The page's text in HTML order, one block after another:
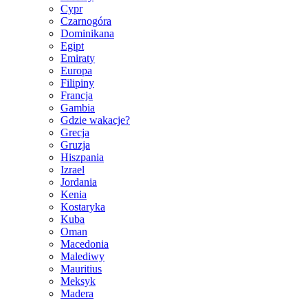
Cypr
Czarnogóra
Dominikana
Egipt
Emiraty
Europa
Filipiny
Francja
Gambia
Gdzie wakacje?
Grecja
Gruzja
Hiszpania
Izrael
Jordania
Kenia
Kostaryka
Kuba
Oman
Macedonia
Malediwy
Mauritius
Meksyk
Madera